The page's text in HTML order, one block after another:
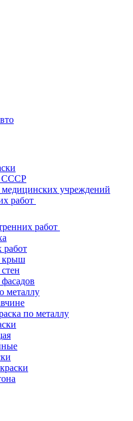
СССР
медицинских учреждений
работ
работ
крыш
металлу
по металлу